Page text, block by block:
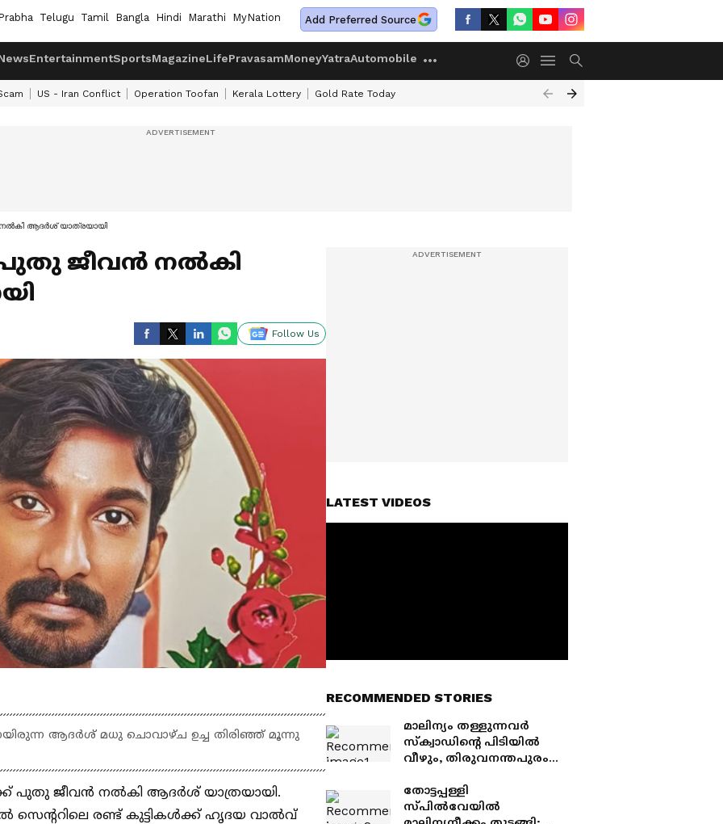
Telugu Tamil Bangla Hindi Marathi MyNation Add Preferred Source
EntertainmentSportsMagazineLifePravasamMoneyYatraAutomobile
US - Iran Conflict Operation Toofan Kerala Lottery Gold Rate Today
ആദര്‍ശ് യാത്രയായി
പുതു ജീവന്‍ നല്‍കി
Follow Us
ആദര്‍ശ് മധു ചൊവാഴ്ച ഉച്ച തിരിഞ്ഞ് മൂന്നു
പുതു ജീവന്‍ നല്‍കി ആദര്‍ശ് യാത്രയായി.
സെന്ററിലെ രണ്ട് കുട്ടികള്‍ക്ക് ഹൃദയ വാല്‍വ്
LATEST VIDEOS
RECOMMENDED STORIES
മാലിന്യം തള്ളുന്നവർ
സ്ക്വാഡിൻ്റെ പിടിയിൽ
വീഴും, തിരുവനന്തപുരം
24 മണിക്കൂറും
നിരീക്ഷണം
തോട്ടപ്പള്ളി
സ്പില്‍വേയിൽ